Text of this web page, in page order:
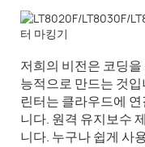
저희의 비전은 코딩
능적으로 만드는 것입
린터는 클라우드에
니다. 원격 유지보수
니다. 누구나 쉽게 사